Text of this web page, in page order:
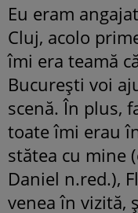
Eu eram
Cluj, acolo
îmi era teamă
București voi
scenă. În plus,
toate îmi erau
stătea cu mine
Daniel n.red.),
venea în vizită,